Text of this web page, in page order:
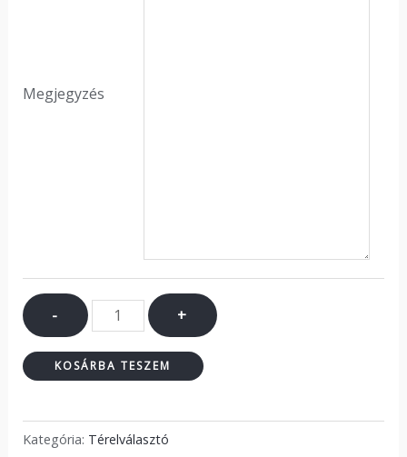
Megjegyzés
- +
KOSÁRBA TESZEM
Kategória: Térelválasztó